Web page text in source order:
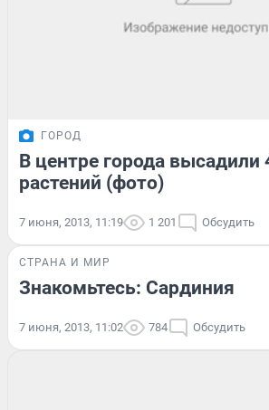
ГОРОД
В центре города высадили
растений (фото)
7 июня, 2013, 11:19 1 201 Обсудить
СТРАНА И МИР
Знакомьтесь: Сардиния
7 июня, 2013, 11:02 784 Обсудить